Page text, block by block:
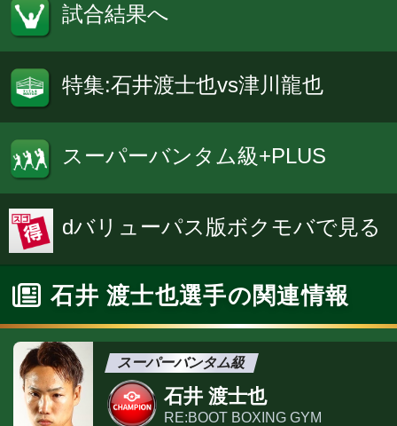
試合結果へ
特集:石井渡士也vs津川龍也
スーパーバンタム級+PLUS
dバリューパス版ボクモバで見る
石井 渡士也選手の関連情報
スーパーバンタム級
石井 渡士也
RE:BOOT BOXING GYM